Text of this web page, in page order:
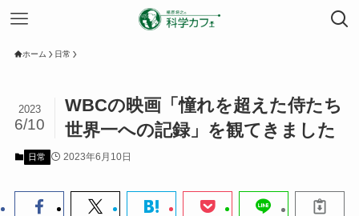
ホーム 日常
WBCの映画「憧れを超えた侍たち
世界一への記録」を観てきました
2023
6/10
日常 2023年6月10日